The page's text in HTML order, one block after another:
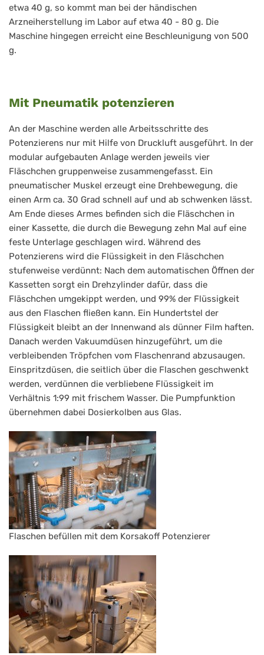
etwa 40 g, so kommt man bei der händischen
Arzneiherstellung im Labor auf etwa 40 - 80 g. Die
Maschine hingegen erreicht eine Beschleunigung von 500
g.
Mit Pneumatik potenzieren
An der Maschine werden alle Arbeitsschritte des
Potenzierens nur mit Hilfe von Druckluft ausgeführt. In der
modular aufgebauten Anlage werden jeweils vier
Fläschchen gruppenweise zusammengefasst. Ein
pneumatischer Muskel erzeugt eine Drehbewegung, die
einen Arm ca. 30 Grad schnell auf und ab schwenken lässt.
Am Ende dieses Armes befinden sich die Fläschchen in
einer Kassette, die durch die Bewegung zehn Mal auf eine
feste Unterlage geschlagen wird. Während des
Potenzierens wird die Flüssigkeit in den Fläschchen
stufenweise verdünnt: Nach dem automatischen Öffnen der
Kassetten sorgt ein Drehzylinder dafür, dass die
Fläschchen umgekippt werden, und 99% der Flüssigkeit
aus den Flaschen fließen kann. Ein Hundertstel der
Flüssigkeit bleibt an der Innenwand als dünner Film haften.
Danach werden Vakuumdüsen hinzugeführt, um die
verbleibenden Tröpfchen vom Flaschenrand abzusaugen.
Einspritzdüsen, die seitlich über die Flaschen geschwenkt
werden, verdünnen die verbliebene Flüssigkeit im
Verhältnis 1:99 mit frischem Wasser. Die Pumpfunktion
übernehmen dabei Dosierkolben aus Glas.
Flaschen befüllen mit dem Korsakoff Potenzierer